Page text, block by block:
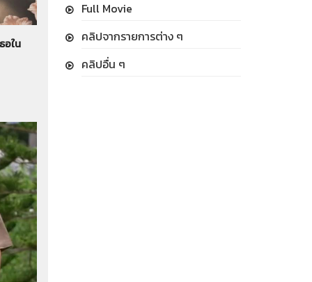
อใน
Full Movie
คลิปจากรายการต่าง ๆ
คลิปอื่น ๆ